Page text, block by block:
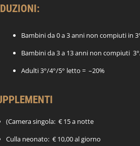
Bambini da 0 a 3 anni non compiuti in
Bambini da 3 a 13 anni non compiuti
Adulti 3°/4°/5° letto = –20%
(Camera singola: € 15 a notte
Culla neonato: € 10,00 al giorno